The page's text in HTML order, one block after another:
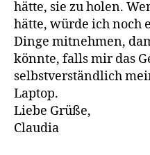
hätte, sie zu holen.
hätte, würde ich noch
Dinge mitnehmen,
könnte, falls mir das
selbstverständlich
Laptop.
Liebe Grüße,
Claudia